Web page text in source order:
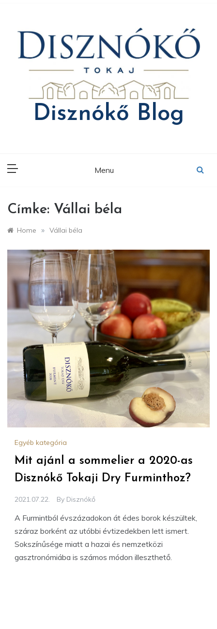
Disznókő Blog
Menu
Címke: Vállai béla
Home » Vállai béla
Egyéb kategória
Mit ajánl a sommelier a 2020-as
Disznókő Tokaji Dry Furminthoz?
2021.07.22. By Disznókő
A Furmintból évszázadokon át édes borok készültek,
száraz borként az utóbbi évtizedekben lett ismert.
Sokszínűsége miatt a hazai és nemzetközi
gasztronómiába is számos módon illeszthető.